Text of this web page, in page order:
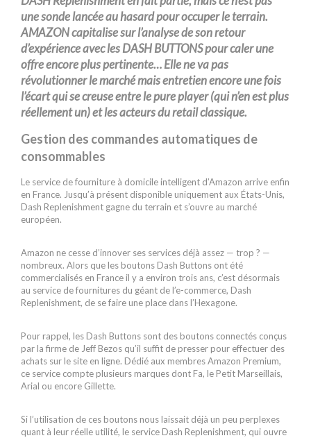
une sonde lancée au hasard pour occuper le terrain.
AMAZON capitalise sur l’analyse de son retour
d’expérience avec les DASH BUTTONS pour caler une
offre encore plus pertinente… Elle ne va pas
révolutionner le marché mais entretien encore une fois
l’écart qui se creuse entre le pure player (qui n’en est plus
réellement un) et les acteurs du retail classique.
Gestion des commandes automatiques de
consommables
Le service de fourniture à domicile intelligent d’Amazon arrive enfin
en France. Jusqu’à présent disponible uniquement aux États-Unis,
Dash Replenishment gagne du terrain et s’ouvre au marché
européen.
Amazon ne cesse d’innover ses services déjà assez — trop ? —
nombreux. Alors que les boutons Dash Buttons ont été
commercialisés en France il y a environ trois ans, c’est désormais
au service de fournitures du géant de l’e-commerce, Dash
Replenishment, de se faire une place dans l’Hexagone.
Pour rappel, les Dash Buttons sont des boutons connectés conçus
par la firme de Jeff Bezos qu’il suffit de presser pour effectuer des
achats sur le site en ligne. Dédié aux membres Amazon Premium,
ce service compte plusieurs marques dont Fa, le Petit Marseillais,
Arial ou encore Gillette.
Si l’utilisation de ces boutons nous laissait déjà un peu perplexes
quant à leur réelle utilité, le service Dash Replenishment, qui ouvre